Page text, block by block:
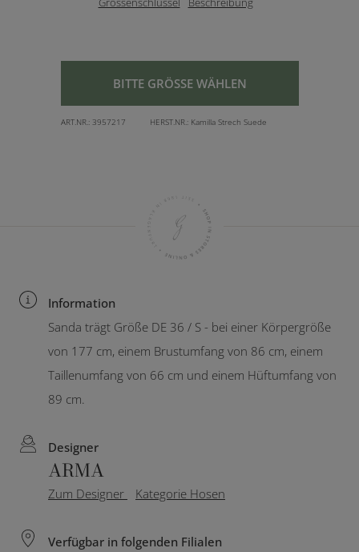
BITTE GRÖSSE WÄHLEN
ART.NR.: 3957217 HERST.NR.: Kamilla Strech Suede
Information
Sanda trägt Größe DE 36 / S - bei einer Körpergröße
von 177 cm, einem Brustumfang von 86 cm, einem
Taillenumfang von 66 cm und einem Hüftumfang von
89 cm.
Designer
ARMA
Zum Designer Kategorie Hosen
Verfügbar in folgenden Filialen